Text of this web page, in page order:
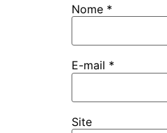
Nome *
E-mail *
Site